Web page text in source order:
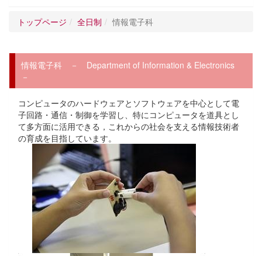
トップページ 全日制 情報電子科
情報電子科 － Department of Information & Electronics
－
コンピュータのハードウェアとソフトウェアを中心として電
子回路・通信・制御を学習し、特にコンピュータを道具とし
て多方面に活用できる，これからの社会を支える情報技術者
の育成を目指しています。